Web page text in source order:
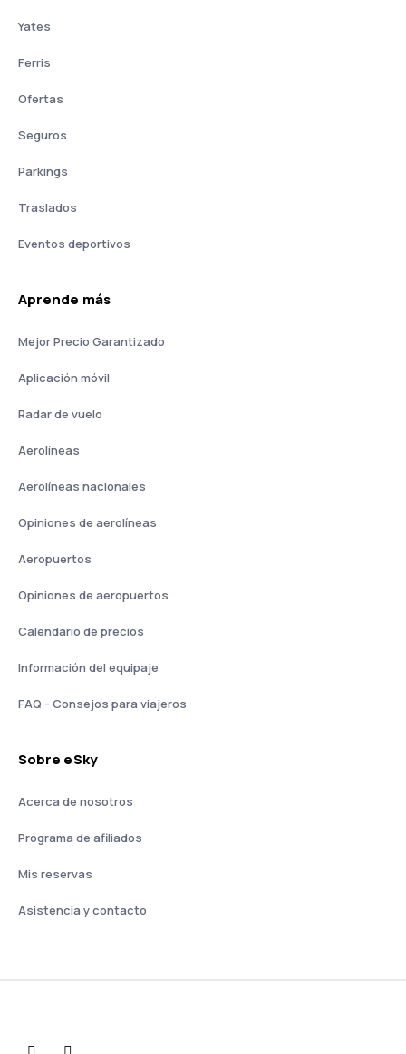
Yates
Ferris
Ofertas
Seguros
Parkings
Traslados
Eventos deportivos
Aprende más
Mejor Precio Garantizado
Aplicación móvil
Radar de vuelo
Aerolíneas
Aerolíneas nacionales
Opiniones de aerolíneas
Aeropuertos
Opiniones de aeropuertos
Calendario de precios
Información del equipaje
FAQ - Consejos para viajeros
Sobre eSky
Acerca de nosotros
Programa de afiliados
Mis reservas
Asistencia y contacto